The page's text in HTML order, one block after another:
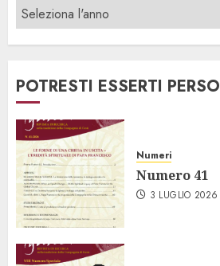
POTRESTI ESSERTI PERSO
Numeri
Numero 41
3 LUGLIO 2026